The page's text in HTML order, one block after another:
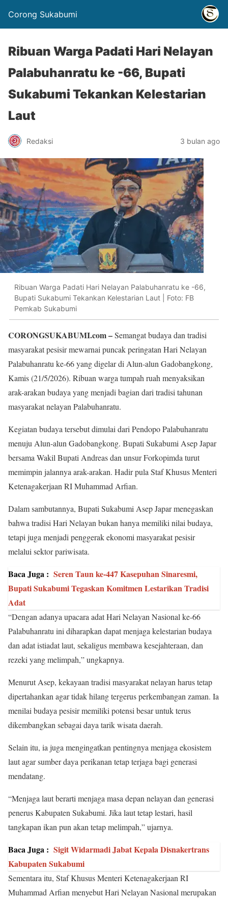
Corong Sukabumi
Ribuan Warga Padati Hari Nelayan
Palabuhanratu ke -66, Bupati
Sukabumi Tekankan Kelestarian
Laut
Redaksi 3 bulan ago
Ribuan Warga Padati Hari Nelayan Palabuhanratu ke -66,
Bupati Sukabumi Tekankan Kelestarian Laut | Foto: FB
Pemkab Sukabumi
CORONGSUKABUMI.com –Semangat budaya dan tradisi
masyarakat pesisir mewarnai puncak peringatan Hari Nelayan
Palabuhanratu ke-66 yang digelar di Alun-alun Gadobangkong,
Kamis (21/5/2026). Ribuan warga tumpah ruah menyaksikan
arak-arakan budaya yang menjadi bagian dari tradisi tahunan
masyarakat nelayan Palabuhanratu.
Kegiatan budaya tersebut dimulai dari Pendopo Palabuhanratu
menuju Alun-alun Gadobangkong. Bupati Sukabumi Asep Japar
bersama Wakil Bupati Andreas dan unsur Forkopimda turut
memimpin jalannya arak-arakan. Hadir pula Staf Khusus Menteri
Ketenagakerjaan RI Muhammad Arfian.
Dalam sambutannya, Bupati Sukabumi Asep Japar menegaskan
bahwa tradisi Hari Nelayan bukan hanya memiliki nilai budaya,
tetapi juga menjadi penggerak ekonomi masyarakat pesisir
melalui sektor pariwisata.
Baca Juga : Seren Taun ke-447 Kasepuhan Sinaresmi,
Bupati Sukabumi Tegaskan Komitmen Lestarikan Tradisi
Adat
“Dengan adanya upacara adat Hari Nelayan Nasional ke-66
Palabuhanratu ini diharapkan dapat menjaga kelestarian budaya
dan adat istiadat laut, sekaligus membawa kesejahteraan, dan
rezeki yang melimpah,” ungkapnya.
Menurut Asep, kekayaan tradisi masyarakat nelayan harus tetap
dipertahankan agar tidak hilang tergerus perkembangan zaman. Ia
menilai budaya pesisir memiliki potensi besar untuk terus
dikembangkan sebagai daya tarik wisata daerah.
Selain itu, ia juga mengingatkan pentingnya menjaga ekosistem
laut agar sumber daya perikanan tetap terjaga bagi generasi
mendatang.
“Menjaga laut berarti menjaga masa depan nelayan dan generasi
penerus Kabupaten Sukabumi. Jika laut tetap lestari, hasil
tangkapan ikan pun akan tetap melimpah,” ujarnya.
Baca Juga : Sigit Widarmadi Jabat Kepala Disnakertrans
Kabupaten Sukabumi
Sementara itu, Staf Khusus Menteri Ketenagakerjaan RI
Muhammad Arfian menyebut Hari Nelayan Nasional merupakan